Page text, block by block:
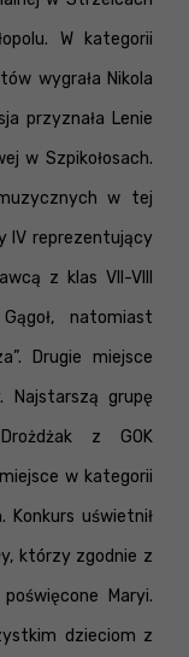
W kategorii
wygrała Nikola
przyznała Lenie
w Szpikołosach.
w tej
IV reprezentujący
z klas VII-VIII
natomiast
Drugie miejsce
Najstarszą grupę
z GOK
w kategorii
Konkurs uświetnił
którzy zgodnie z
Maryi.
dzieciom z